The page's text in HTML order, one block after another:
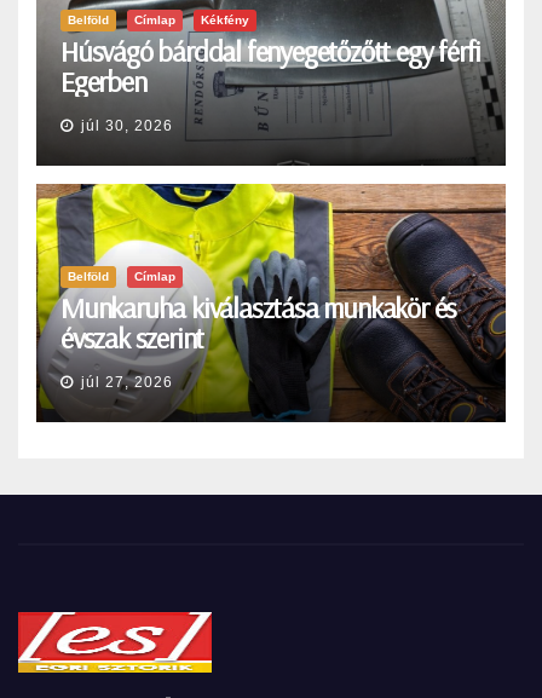
Belföld Címlap Kékfény
Húsvágó bárddal fenyegetőzőtt egy férfi
Egerben
júl 30, 2026
Belföld Címlap
Munkaruha kiválasztása munkakör és
évszak szerint
júl 27, 2026